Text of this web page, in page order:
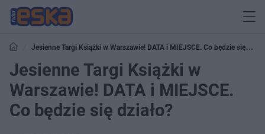
Jesienne Targi Książki w Warszawie! DATA i MIEJSCE. Co będzie się
działo?
Jesienne Targi Książki w
Warszawie! DATA i MIEJSCE.
Co będzie się działo?